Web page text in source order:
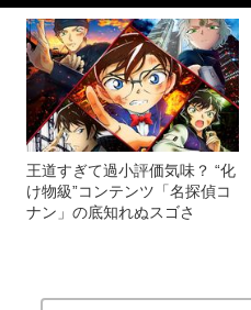
王道すぎて過小評価気味？ “化
け物級”コンテンツ「名探偵コ
ナン」の底知れぬスゴさ